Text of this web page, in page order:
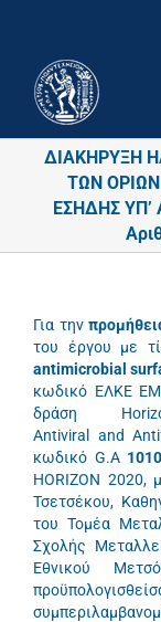
ΔΙΑΚΗΡΥΞΗ
ΤΩΝ
ΕΣΗΔΗΣ ΥΠ’
Για την
του έργου με
antimicrobial
κωδικό ΕΛΚΕ
δράση Horizon-
Antiviral and
κωδικό G.A
ΗΟRΙΖΟΝ 2020,
Τσετσέκου,
του Τομέα
Σχολής
Εθνικού